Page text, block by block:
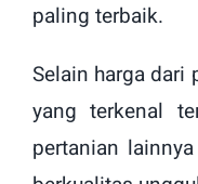
paling terbaik.
Selain harga dari
yang terkenal
pertanian